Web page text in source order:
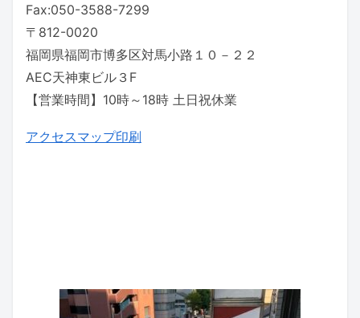
Fax:050-3588-7299
〒812-0020
福岡県福岡市博多区対馬小路１０－２２
AEC天神東ビル３F
【営業時間】10時～18時 土日祝休業
アクセスマップ印刷